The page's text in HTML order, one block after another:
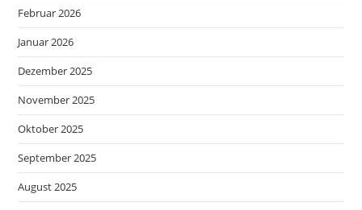
Februar 2026
Januar 2026
Dezember 2025
November 2025
Oktober 2025
September 2025
August 2025